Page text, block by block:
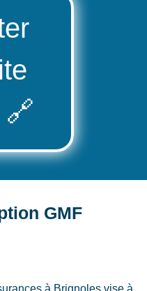
🔗
GMF
à Brignoles vise à